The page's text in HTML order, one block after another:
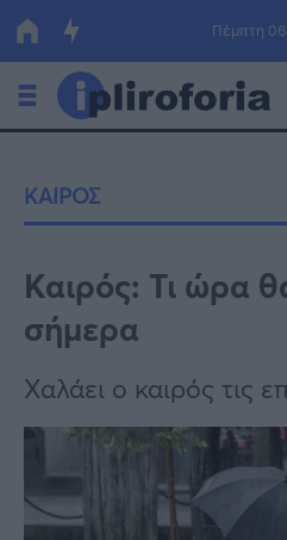
Πέμπτη
Οικονομία
Πολιτική
Τράπεζες
Επιδοτήσεις
ΕΣΠΑ
Κόσμος
Lifestyle
Αθλητικά
ΚΑΙΡΟΣ
Καιρός: Τι ώρα
σήμερα
Χαλάει ο καιρός τις